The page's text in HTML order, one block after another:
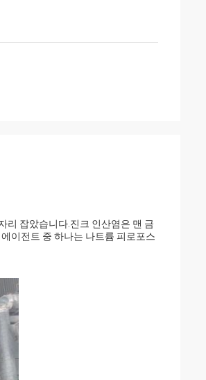
리 잡았습니다.진크 인산염은 맨 금
이전트 중 하나는 나트륨 피로포스